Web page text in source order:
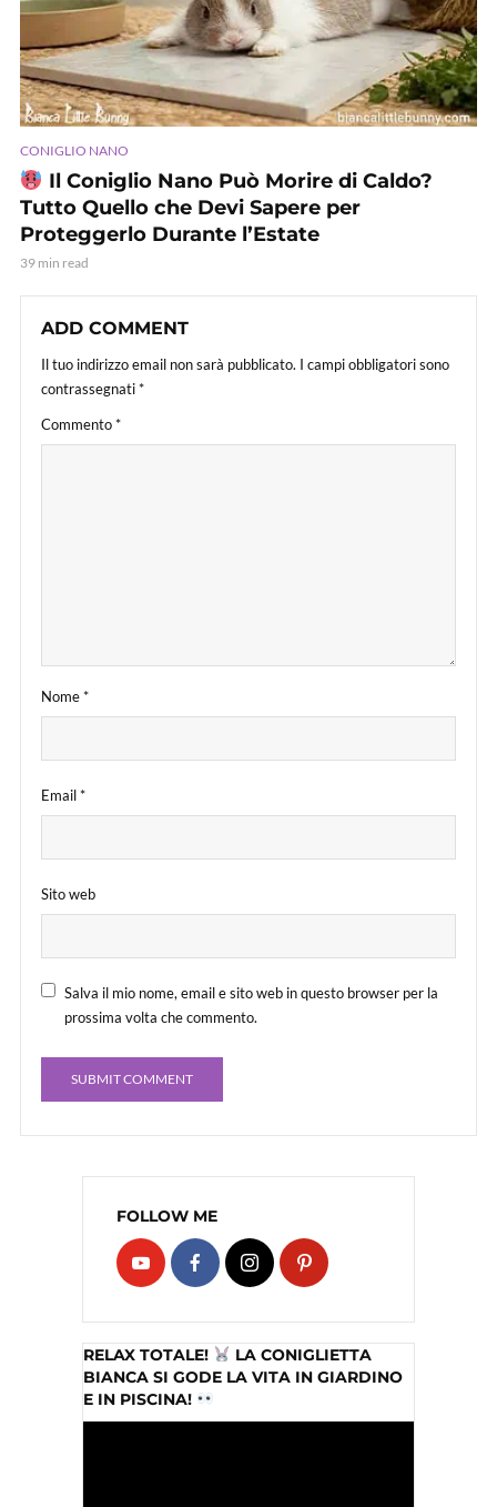
CONIGLIO NANO
Il Coniglio Nano Può Morire di Caldo?
Tutto Quello che Devi Sapere per
Proteggerlo Durante l’Estate
39 min read
ADD COMMENT
Il tuo indirizzo email non sarà pubblicato. I campi obbligatori sono
contrassegnati*
Commento*
Nome*
Email*
Sito web
Salva il mio nome, email e sito web in questo browser per la
prossima volta che commento.
FOLLOW ME
RELAX TOTALE!
LA CONIGLIETTA
BIANCA SI GODE LA VITA IN GIARDINO
E IN PISCINA!